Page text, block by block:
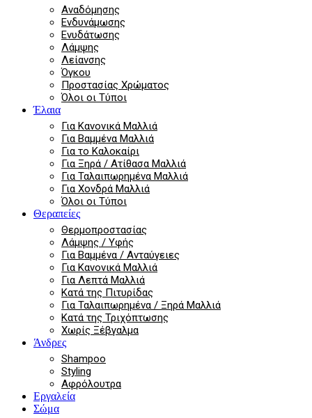
Αναδόμησης
Ενδυνάμωσης
Ενυδάτωσης
Λάμψης
Λείανσης
Όγκου
Προστασίας Χρώματος
Όλοι οι Τύποι
Έλαια
Για Κανονικά Μαλλιά
Για Βαμμένα Μαλλιά
Για το Καλοκαίρι
Για Ξηρά / Ατίθασα Μαλλιά
Για Ταλαιπωρημένα Μαλλιά
Για Χονδρά Μαλλιά
Όλοι οι Τύποι
Θεραπείες
Θερμοπροστασίας
Λάμψης / Υφής
Για Βαμμένα / Ανταύγειες
Για Κανονικά Μαλλιά
Για Λεπτά Μαλλιά
Κατά της Πιτυρίδας
Για Ταλαιπωρημένα / Ξηρά Μαλλιά
Κατά της Τριχόπτωσης
Χωρίς Ξέβγαλμα
Άνδρες
Shampoo
Styling
Αφρόλουτρα
Εργαλεία
Σώμα